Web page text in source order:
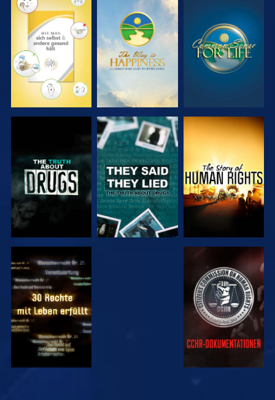
ANSEHEN ANSEHEN ANSEHEN
ANSEHEN ANSEHEN
ANSEHEN ANSEHEN